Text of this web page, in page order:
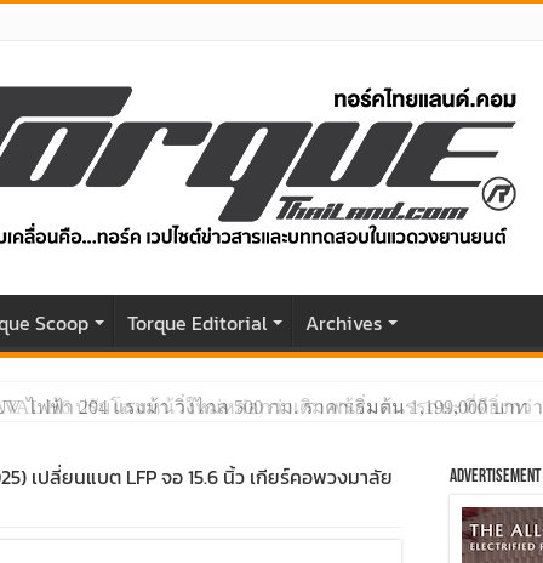
Scoop Torque Editorial Archives
H6 ปรับโฉมหน้าใหม่หล่อกว่าเดิม พร้อมสมรรถนะที่ดียิ่งกว่า
เปลี่ยนแบต LFP จอ 15.6 นิ้ว เกียร์คอพวงมาลัย
Advertisement